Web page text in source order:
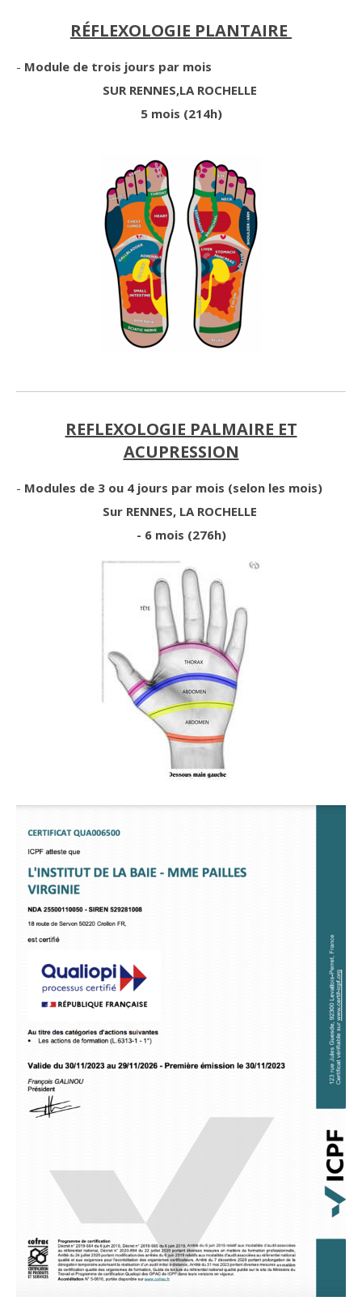
RÉFLEXOLOGIE PLANTAIRE
- Module de trois jours par mois
SUR RENNES,LA ROCHELLE
5 mois (214h)
REFLEXOLOGIE PALMAIRE ET
ACUPRESSION
- Modules de 3 ou 4 jours par mois (selon les mois)
Sur RENNES, LA ROCHELLE
- 6 mois (276h)